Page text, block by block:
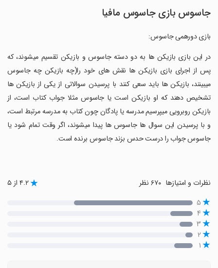
جاسوس بازی جاسوس مافیا
بازی دورهمی جاسوس:
‏در این بازی بازیکن ها به دو دسته جاسوس و بازیکن تقسیم میشوند، که
پس از اجرای بازی بازیکن ها نقش های خود را(چه بازیکن چه جاسوس
میبینند، بازیکن ها باید سعی کنند با پرسیدن سوالاتی از یکی از بازیکن ها
تشخیص دهند که او بازیکن است یا جاسوس مثلا جواب کتاب است، از
بازیکن روبرویی میپرسیم مدرسه یا پادگان چون کتاب به مدرسه مرتبط است،
و با پرسیدن این سوال ها جاسوس ها پیدا میشوند، اگر وقت تمام شود یا
جاسوس جواب را درست حدس بزند جاسوس برنده است.
نظرات و امتیازها ۴.۲ از ۵
۵
۴
۳
۲
۱